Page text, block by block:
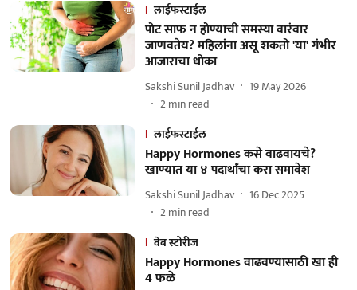
लाईफस्टाईल
पोट साफ न होण्याची समस्या वारंवार
जाणवतेय? महिलांना असू शकतो 'या' गंभीर
आजाराचा धोका
Sakshi Sunil Jadhav
19 May 2026
2min read
लाईफस्टाईल
Happy Hormones कसे वाढवायचे?
खाण्यात या ४ पदार्थांचा करा समावेश
Sakshi Sunil Jadhav
16 Dec 2025
2min read
वेब स्टोरीज
Happy Hormones वाढवण्यासाठी खा ही
4 फळे